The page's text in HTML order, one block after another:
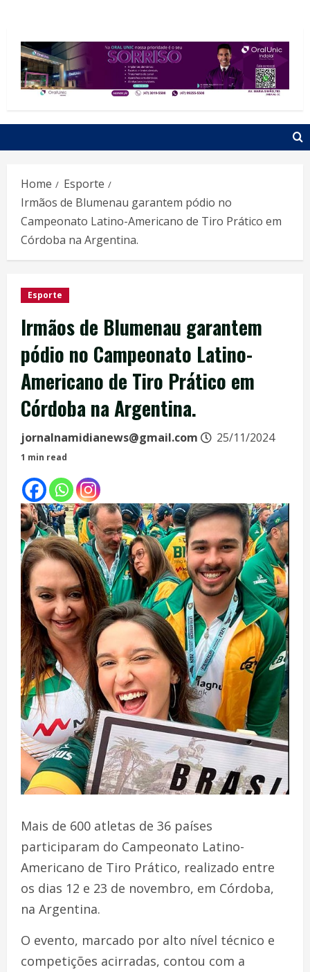
Home
Esporte
Irmãos de Blumenau garantem pódio no
Campeonato Latino-Americano de Tiro Prático em
Córdoba na Argentina.
Esporte
Irmãos de Blumenau garantem
pódio no Campeonato Latino-
Americano de Tiro Prático em
Córdoba na Argentina.
jornalnamidianews@gmail.com 25/11/2024
1 min read
Mais de 600 atletas de 36 países
participaram do Campeonato Latino-
Americano de Tiro Prático, realizado entre
os dias 12 e 23 de novembro, em Córdoba,
na Argentina.
O evento, marcado por alto nível técnico e
competições acirradas, contou com a